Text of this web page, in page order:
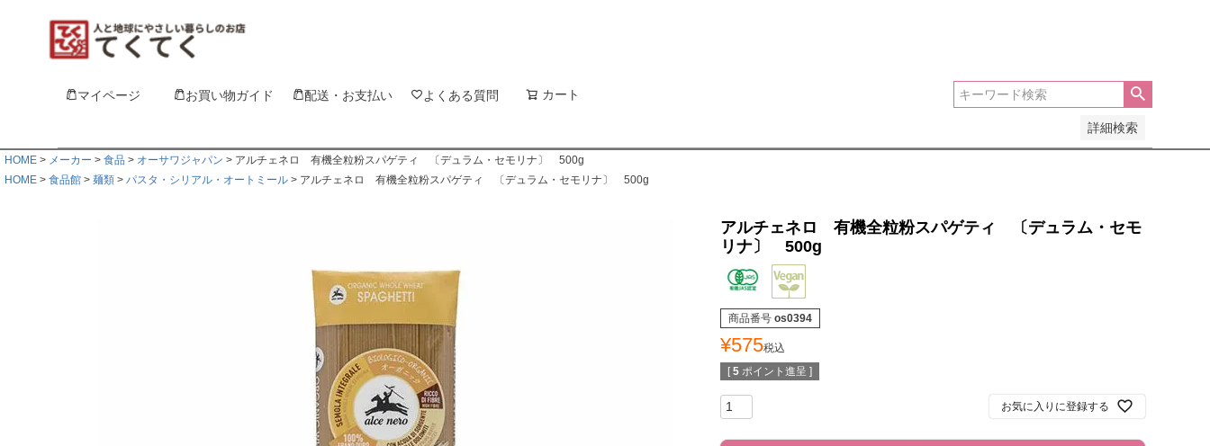
マイページ お買い物ガイド 配送・お支払い よくある質問 カート
詳細検索
HOME メーカー 食品 オーサワジャパン
アルチェネロ 有機全粒粉スパゲティ 〔デュラム・セモリナ〕 500g
HOME
食品館 麺類 パスタ・シリアル・オートミール アルチェネロ 有機全粒粉スパゲティ 〔デュラム・セモリナ〕 500g
アルチェネロ 有機全粒粉スパゲティ 〔デュラム・セモ
リナ〕 500g
商品番号 os0394
¥575税込
[ 5 ポイント進呈 ]
お気に入りに登録する